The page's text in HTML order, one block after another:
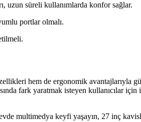
uzun süreli kullanımlarda konfor sağlar.
portlar olmalı.
hem de ergonomik avantajlarıyla
fark yaratmak isteyen kullanıcılar
multimedya keyfi yaşayın, 27 inç